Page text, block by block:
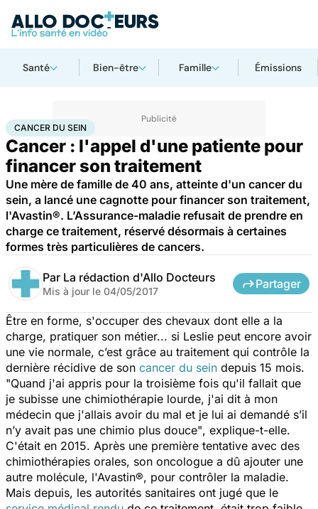
Santé Bien-être Famille Émissions
AccueilSanté Maladies Cancer du sein
CANCER DU SEIN
Cancer : l'appel d'une patiente pour
financer son traitement
Une mère de famille de 40 ans, atteinte d'un cancer du
sein, a lancé une cagnotte pour financer son traitement,
l'Avastin®. L’Assurance-maladie refusait de prendre en
charge ce traitement, réservé désormais à certaines
formes très particulières de cancers.
Par La rédaction d'Allo Docteurs
Mis à jour le 04/05/2017
Partager
Être en forme, s'occuper des chevaux dont elle a la
charge, pratiquer son métier... si Leslie peut encore avoir
une vie normale, c’est grâce au traitement qui contrôle la
dernière récidive de son cancer du sein depuis 15 mois.
"Quand j'ai appris pour la troisième fois qu'il fallait que
je subisse une chimiothérapie lourde, j'ai dit à mon
médecin que j'allais avoir du mal et je lui ai demandé s’il
n’y avait pas une chimio plus douce", explique-t-elle.
C'était en 2015. Après une première tentative avec des
chimiothérapies orales, son oncologue a dû ajouter une
autre molécule, l'Avastin®, pour contrôler la maladie.
Mais depuis, les autorités sanitaires ont jugé que le